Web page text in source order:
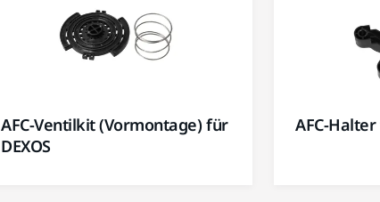
AFC-Ventilkit (Vormontage) für
DEXOS
AFC-Halter